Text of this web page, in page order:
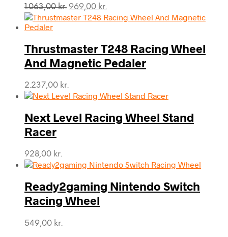
1.063,00kr. Den
oprindelige
1.063,00 kr..
969,00 kr.
aktuelle
969,00 kr..
Thrustmaster T248 Racing Wheel
And Magnetic Pedaler
2.237,00 kr.
Next Level Racing Wheel Stand
Racer
928,00 kr.
Ready2gaming Nintendo Switch
Racing Wheel
549,00 kr.